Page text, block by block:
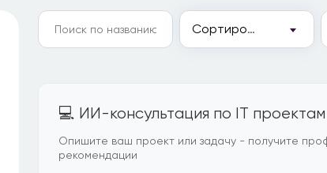
Сортировка
💻 ИИ-консультация по IT проектам
Опишите ваш проект или задачу - получите
рекомендации